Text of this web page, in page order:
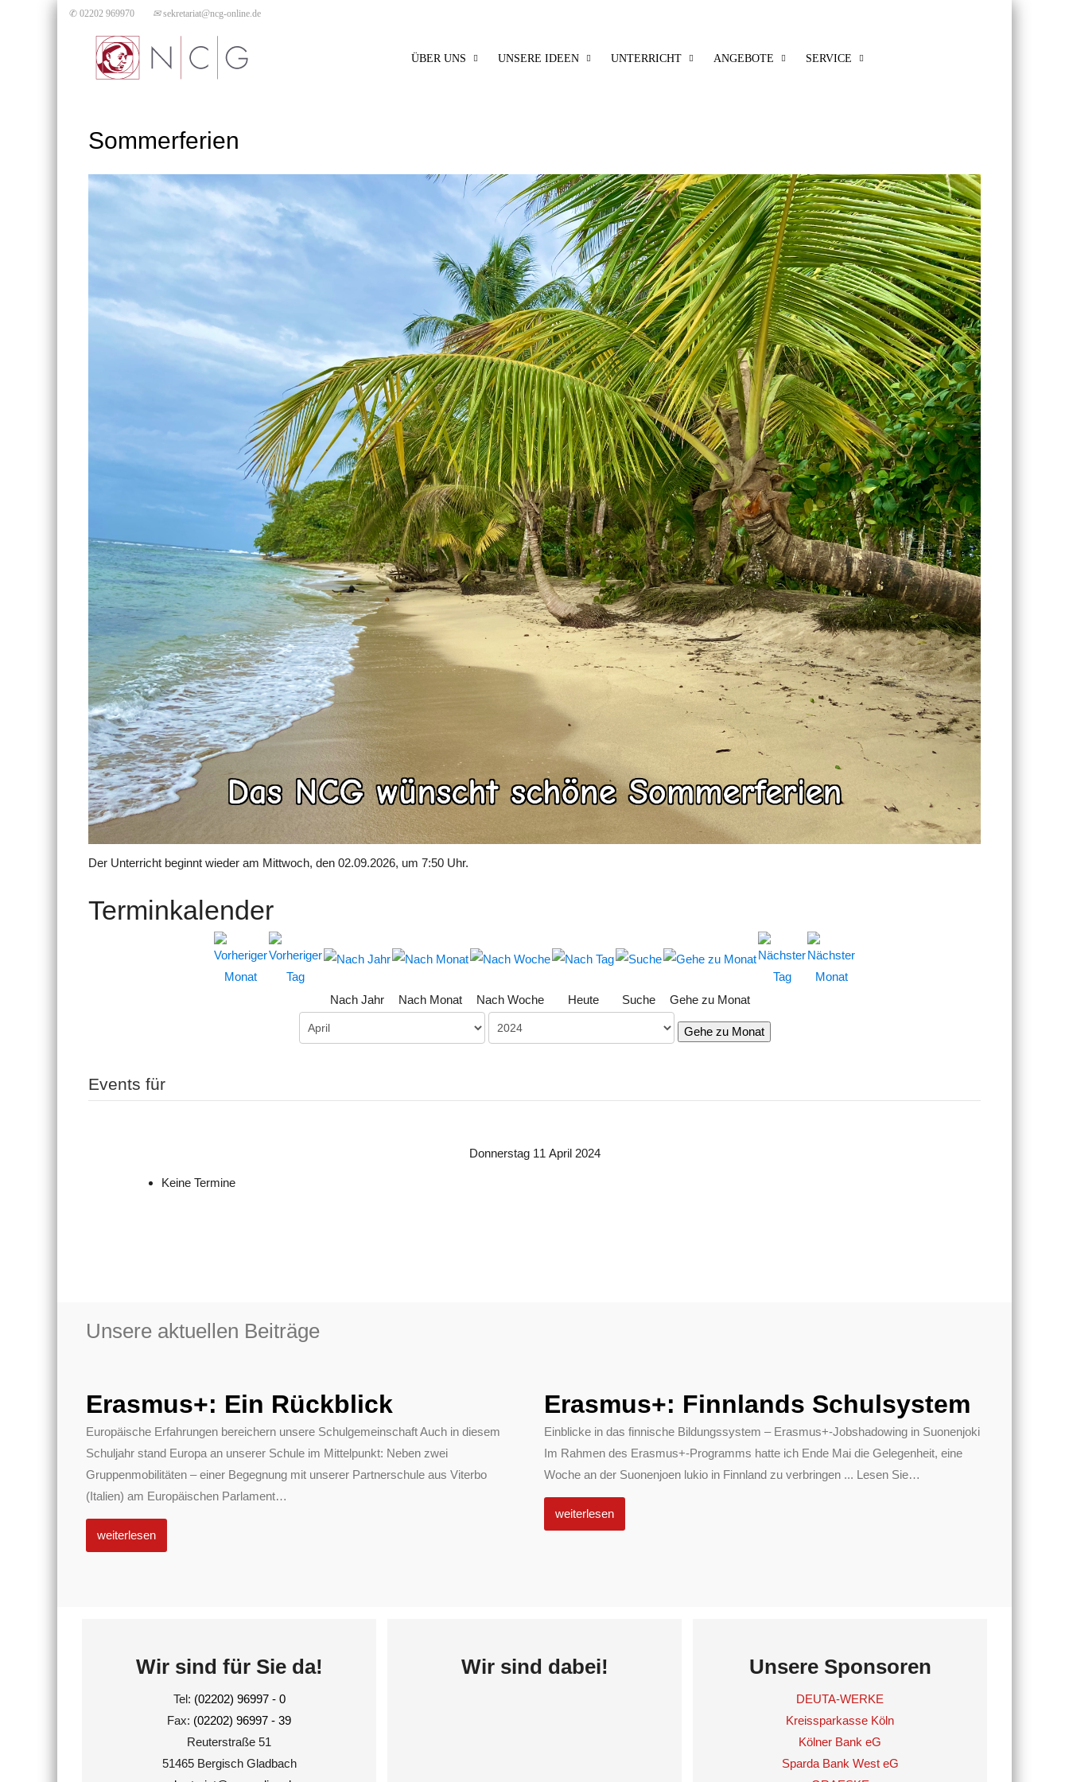
✆ 02202 969970 ✉sekretariat@ncg-online.de
ÜBER UNS UNSERE IDEEN UNTERRICHT ANGEBOTE SERVICE
Sommerferien
Der Unterricht beginnt wieder am Mittwoch, den 02.09.2026, um 7:50 Uhr.
Terminkalender
Nach Jahr Nach Monat Nach Woche Heute Suche Gehe zu Monat
Gehe zu Monat
Events für
Donnerstag 11 April 2024
Keine Termine
Unsere aktuellen Beiträge
Erasmus+: Ein Rückblick
Europäische Erfahrungen bereichern unsere Schulgemeinschaft Auch in diesem
Schuljahr stand Europa an unserer Schule im Mittelpunkt: Neben zwei
Gruppenmobilitäten – einer Begegnung mit unserer Partnerschule aus Viterbo
(Italien) am Europäischen Parlament…
weiterlesen
Erasmus+: Finnlands Schulsystem
Einblicke in das finnische Bildungssystem – Erasmus+-Jobshadowing in Suonenjoki
Im Rahmen des Erasmus+-Programms hatte ich Ende Mai die Gelegenheit, eine
Woche an der Suonenjoen lukio in Finnland zu verbringen ... Lesen Sie…
weiterlesen
Wir sind für Sie da!
Tel: (02202) 96997 - 0
Fax: (02202) 96997 - 39
Reuterstraße 51
51465 Bergisch Gladbach
Wir sind dabei! Unsere Sponsoren
DEUTA-WERKE
Kreissparkasse Köln
Kölner Bank eG
Sparda Bank West eG